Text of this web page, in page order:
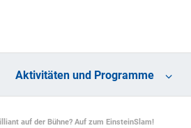
Aktivitäten und Programme
auf der Bühne? Auf zum EinsteinSlam!